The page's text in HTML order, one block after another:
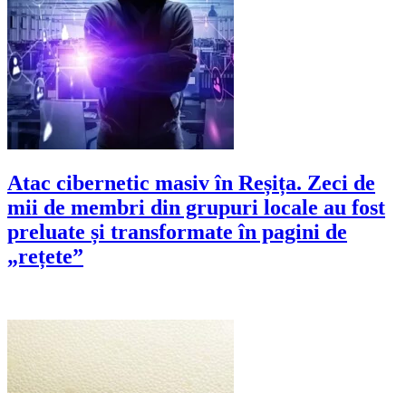
Atac cibernetic masiv în Reșița. Zeci de
mii de membri din grupuri locale au fost
preluate și transformate în pagini de
„rețete”